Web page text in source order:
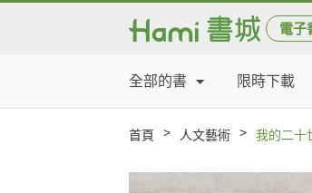
電子
全部的書 限時下載
首頁 > 人文藝術 > 我的二十